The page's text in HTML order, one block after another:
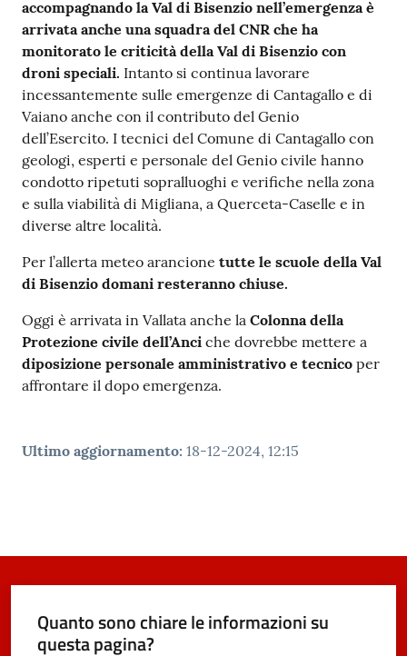
accompagnando la Val di Bisenzio nell’emergenza è
arrivata anche una squadra del CNR che ha
monitorato le criticità della Val di Bisenzio con
droni speciali. Intanto si continua lavorare
incessantemente sulle emergenze di Cantagallo e di
Vaiano anche con il contributo del Genio
dell’Esercito. I tecnici del Comune di Cantagallo con
geologi, esperti e personale del Genio civile hanno
condotto ripetuti sopralluoghi e verifiche nella zona
e sulla viabilità di Migliana, a Querceta-Caselle e in
diverse altre località.
Per l’allerta meteo arancione tutte le scuole della Val
di Bisenzio domani resteranno chiuse.
Oggi è arrivata in Vallata anche la Colonna della
Protezione civile dell’Anci che dovrebbe mettere a
diposizione personale amministrativo e tecnico per
affrontare il dopo emergenza.
Ultimo aggiornamento: 18-12-2024, 12:15
Quanto sono chiare le informazioni su
questa pagina?